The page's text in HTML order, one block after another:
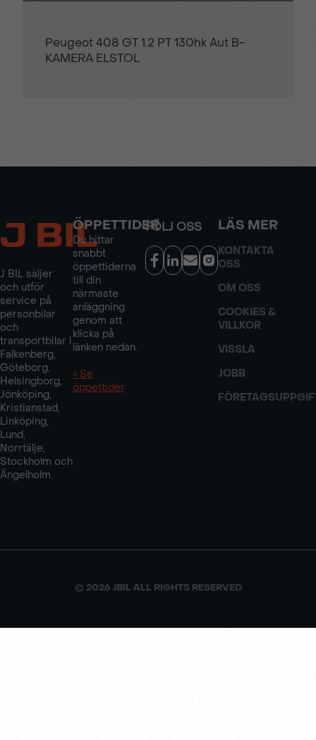
Peugeot 408 GT 1.2 PT 130hk Aut B-
KAMERA ELSTOL
J BIL säljer
och utför
service på
personbilar
och
transportbilar i
Falkenberg,
Göteborg,
Helsingborg,
Jönköping,
Kristianstad,
Linköping,
Lund,
Norrtälje,
Stockholm och
Ängelholm.
ÖPPETTIDER
Du hittar
snabbt
öppettiderna
till din
närmaste
anläggning
genom att
klicka på
länken nedan.
> Se
öppettider
FÖLJ OSS LÄS MER
KONTAKTA
OSS
OM OSS
COOKIES &
VILLKOR
VISSLA
JOBB
© 2026 JBIL ALL RIGHTS RESERVED